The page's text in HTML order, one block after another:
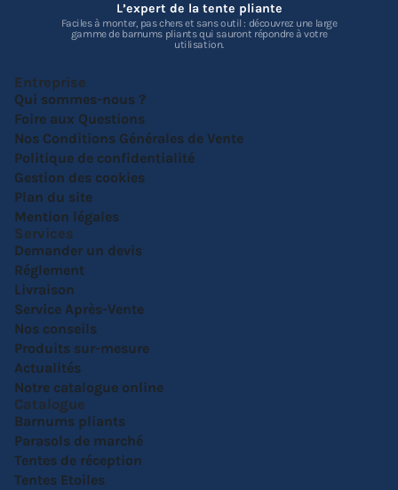
L’expert de la tente pliante
Faciles à monter, pas chers et sans outil : découvrez une large
gamme de barnums pliants qui sauront répondre à votre
utilisation.
Entreprise
Qui sommes-nous ?
Foire aux Questions
Nos Conditions Générales de Vente
Politique de confidentialité
Gestion des cookies
Plan du site
Mention légales
Services
Demander un devis
Réglement
Livraison
Service Après-Vente
Nos conseils
Produits sur-mesure
Actualités
Notre catalogue online
Catalogue
Barnums pliants
Parasols de marché
Tentes de réception
Tentes Etoiles